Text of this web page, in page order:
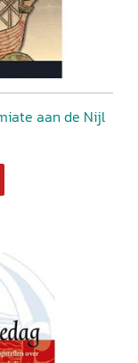
aan de Nijl